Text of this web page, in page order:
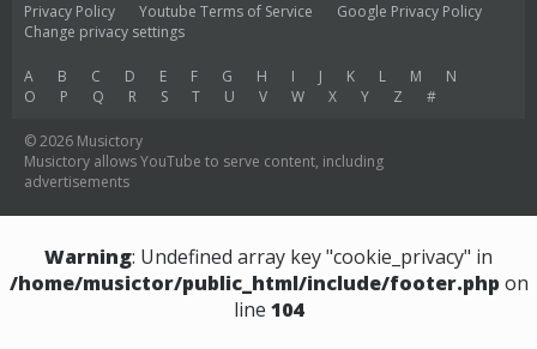
Privacy Policy Youtube Terms of Service
Google Privacy Policy
Change privacy settings
A B C D E F G H I J K L M
N
O
P Q R S T U V W X Y Z #
© 2026 Musictory
Musictory allows YouTube to serve content, including
advertisements
Warning: Undefined array key "cookie_privacy" in
/home/musictor/public_html/include/footer.php on
line 104